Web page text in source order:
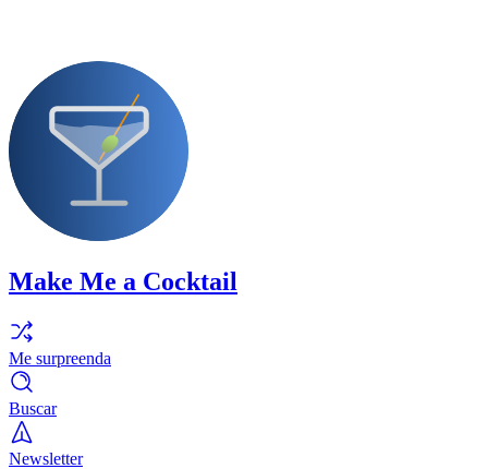
Make Me a Cocktail
Me surpreenda
Buscar
Newsletter